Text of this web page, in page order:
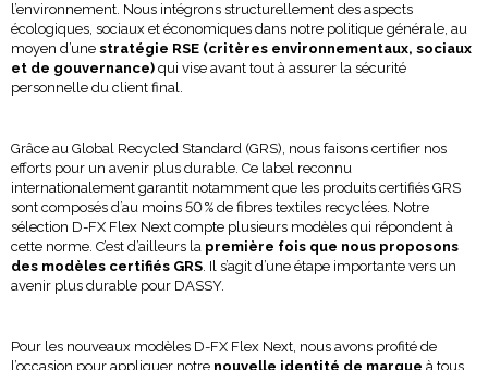
l’environnement. Nous intégrons structurellement des aspects
écologiques, sociaux et économiques dans notre politique générale, au
moyen d’une stratégie RSE (critères environnementaux, sociaux
et de gouvernance) qui vise avant tout à assurer la sécurité
personnelle du client final.
Grâce au Global Recycled Standard (GRS), nous faisons certifier nos
efforts pour un avenir plus durable. Ce label reconnu
internationalement garantit notamment que les produits certifiés GRS
sont composés d’au moins 50 % de fibres textiles recyclées. Notre
sélection D-FX Flex Next compte plusieurs modèles qui répondent à
cette norme. C’est d’ailleurs la première fois que nous proposons
des modèles certifiés GRS. Il s’agit d’une étape importante vers un
avenir plus durable pour DASSY.
Pour les nouveaux modèles D-FX Flex Next, nous avons profité de
l’occasion pour appliquer notre nouvelle identité de marque à tous